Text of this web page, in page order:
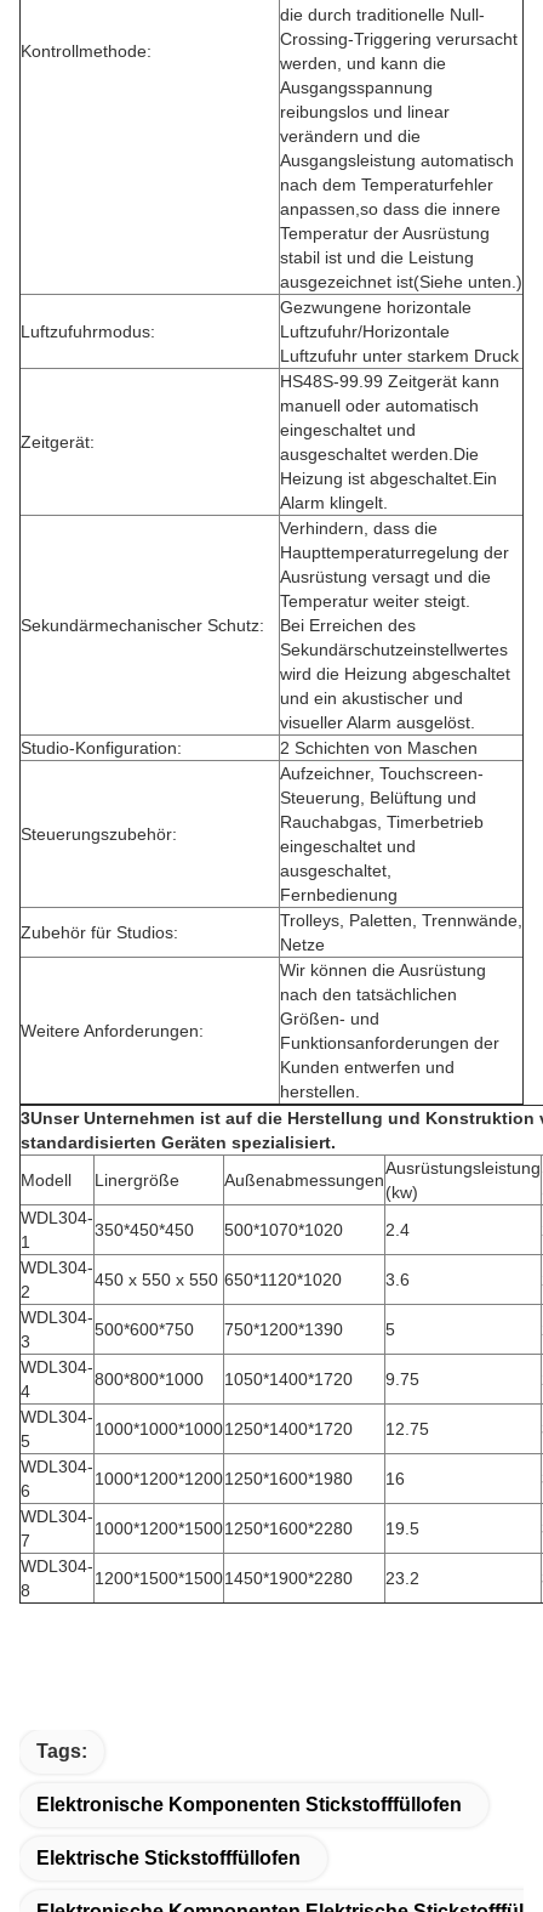
Kontrollmethode:
die durch traditionelle Null-
Crossing-Triggering verursacht
werden, und kann die
Ausgangsspannung
reibungslos und linear
verändern und die
Ausgangsleistung automatisch
nach dem Temperaturfehler
anpassen,so dass die innere
Temperatur der Ausrüstung
stabil ist und die Leistung
ausgezeichnet ist(Siehe unten.)
Luftzufuhrmodus:
Gezwungene horizontale
Luftzufuhr/Horizontale
Luftzufuhr unter starkem Druck
Zeitgerät:
HS48S-99.99 Zeitgerät kann
manuell oder automatisch
eingeschaltet und
ausgeschaltet werden.Die
Heizung ist abgeschaltet.Ein
Alarm klingelt.
Sekundärmechanischer Schutz:
Verhindern, dass die
Haupttemperaturregelung der
Ausrüstung versagt und die
Temperatur weiter steigt.
Bei Erreichen des
Sekundärschutzeinstellwertes
wird die Heizung abgeschaltet
und ein akustischer und
visueller Alarm ausgelöst.
Studio-Konfiguration:
2 Schichten von Maschen
Steuerungszubehör:
Aufzeichner, Touchscreen-
Steuerung, Belüftung und
Rauchabgas, Timerbetrieb
eingeschaltet und
ausgeschaltet,
Fernbedienung
Zubehör für Studios:
Trolleys, Paletten, Trennwände,
Netze
Weitere Anforderungen:
Wir können die Ausrüstung
nach den tatsächlichen
Größen- und
Funktionsanforderungen der
Kunden entwerfen und
herstellen.
3Unser Unternehmen ist auf die Herstellung und Konstruktion
standardisierten Geräten spezialisiert.
Modell
Linergröße Außenabmessungen
Ausrüstungsleistung
(kw)
WDL304-
1
350*450*450 500*1070*1020 2.4
WDL304-
2
450 x 550 x 550 650*1120*1020 3.6
WDL304-
3
500*600*750 750*1200*1390 5
WDL304-
4
800*800*1000 1050*1400*1720 9.75
WDL304-
5
1000*1000*10001250*1400*1720 12.75
WDL304-
6
1000*1200*12001250*1600*1980 16
WDL304-
7
1000*1200*15001250*1600*2280 19.5
WDL304-
8
1200*1500*15001450*1900*2280 23.2
Tags:
Elektronische Komponenten Stickstofffüllofen
Elektrische Stickstofffüllofen